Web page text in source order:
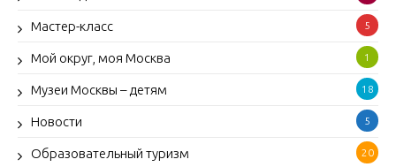
Мастер-класс 5
Мой округ, моя Москва 1
Музеи Москвы – детям 18
Новости 5
Образовательный туризм 20